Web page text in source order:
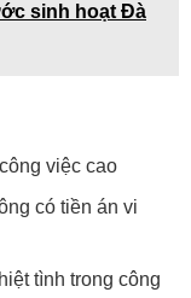
sinh hoạt Đà
việc cao
có tiền án vi
tình trong công